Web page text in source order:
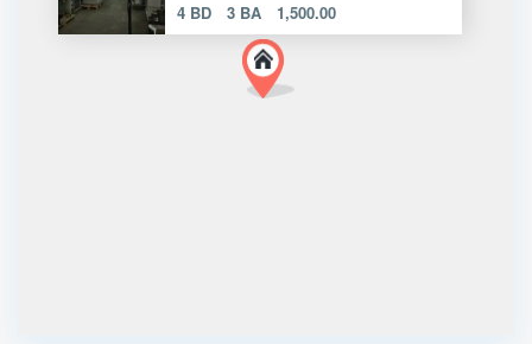
4 BD 3 BA 1,500.00